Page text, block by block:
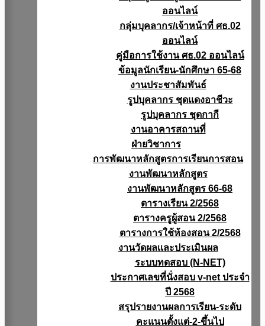
ออนไลน์
กลุ่มบุคลากร/เจ้าหน้าที่ ศธ.02
ออนไลน์
คู่มือการใช้งาน ศธ.02 ออนไลน์
ข้อมูลนักเรียน-นักศึกษา 65-68
งานประชาสัมพันธ์
รูปบุคลากร ชุดแดงอาชีวะ
รูปบุคลากร ชุดกากี
งานอาคารสถานที่
ฝ่ายวิชาการ
การพัฒนาหลักสูตรการเรียนการสอน
งานพัฒนาหลักสูตร
งานพัฒนาหลักสูตร 66-68
ตารางเรียน 2/2568
ตารางครูผู้สอน 2/2568
ตารางการใช้ห้องสอน 2/2568
งานวัดผลเเละประเมินผล
ระบบทดสอบ (N-NET)
ประกาศเลขที่นั่งสอบ v-net ประจำ
ปี 2568
สรุปรายงานผลการเรียน-ระดับ
คะแนนตั้งแต่-2-ขึ้นไป